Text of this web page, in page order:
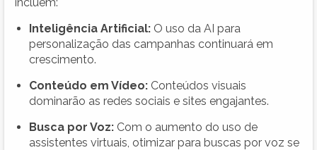
Inteligência Artificial: O uso da AI para
personalização das campanhas continuará em
crescimento.
Conteúdo em Vídeo: Conteúdos visuais
dominarão as redes sociais e sites engajantes.
Busca por Voz: Com o aumento do uso de
assistentes virtuais, otimizar para buscas por voz se